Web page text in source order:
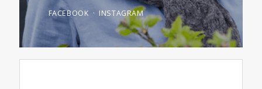
FACEBOOK INSTAGRAM